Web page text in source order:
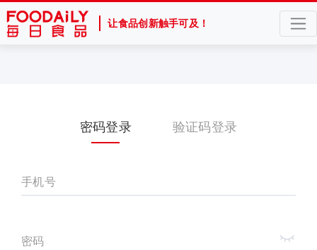
让食品创新触手可及！
密码登录 验证码登录
手机号
密码